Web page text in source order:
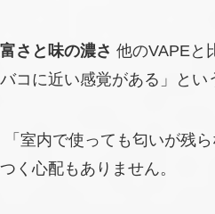
さと味の濃さ 他のVAPEと
コに近い感覚がある」とい
「室内で使っても匂いが残
く心配もありません。